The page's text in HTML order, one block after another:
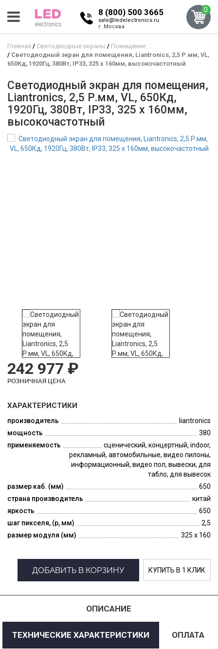
8 (800) 500 3665
sale@ledelectronics.ru
г. Москва
0
Главная Светодиодные экраны
Помещение
Светодиодный экран для помещения, Liantronics, 2,5 Р.мм, VL,
650Кд, 1920Гц, 380Вт, IP33, 325 x 160мм, высокочастотный
Светодиодный экран для помещения,
Liantronics, 2,5 Р.мм, VL, 650Кд,
1920Гц, 380Вт, IP33, 325 x 160мм,
высокочастотный
242 977 ₽
РОЗНИЧНАЯ ЦЕНА
ХАРАКТЕРИСТИКИ
производитель
liantronics
мощность
380
применяемость
сценический, концертный, indoor,
рекламный, автомобильные, видео пилоны,
информационный, видео пол, вывески, для
табло, для вывесок
размер каб. (мм)
650
страна производитель
китай
яркость
650
шаг пикселя, (p, мм)
2,5
размер модуля (мм)
325 x 160
ДОБАВИТЬ В КОРЗИНУ КУПИТЬ В 1 КЛИК
ОПИСАНИЕ
ТЕХНИЧЕСКИЕ ХАРАКТЕРИСТИКИ ОПЛАТА